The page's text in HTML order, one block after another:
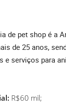
de pet shop é a
de 25 anos,
e serviços para
R$60 mil;